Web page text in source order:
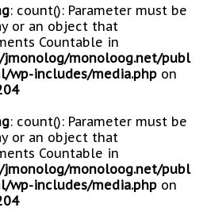
: count(): Parameter must be
or an object that
Countable in
jmonolog/monoloog.net/publ
wp-includes/media.php on
: count(): Parameter must be
or an object that
Countable in
jmonolog/monoloog.net/publ
wp-includes/media.php on